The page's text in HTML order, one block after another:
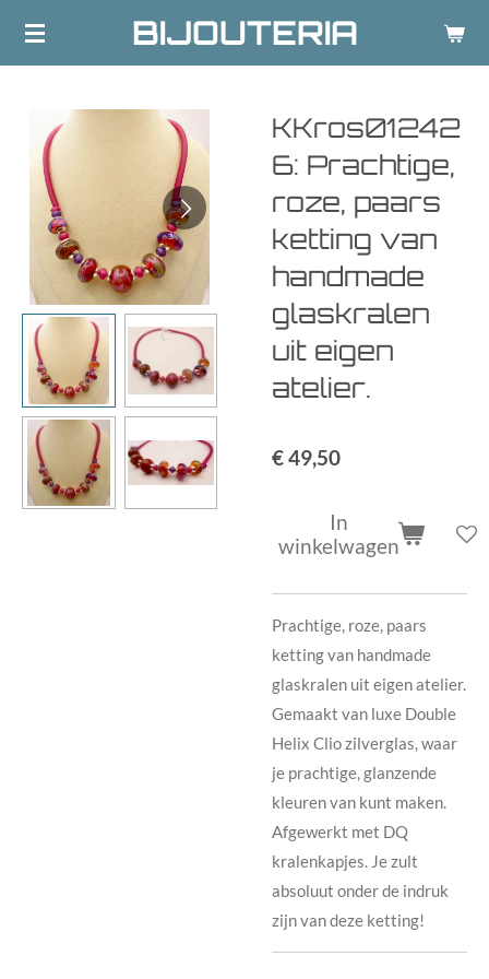
Ga
hoofdinhoud
BIJOUTERIA
KKros01242
6: Prachtige,
roze, paars
ketting van
handmade
glaskralen
uit eigen
atelier.
€ 49,50
In
winkelwagen
Prachtige, roze, paars
ketting van handmade
glaskralen uit eigen atelier.
Gemaakt van luxe Double
Helix Clio zilverglas, waar
je prachtige, glanzende
kleuren van kunt maken.
Afgewerkt met DQ
kralenkapjes. Je zult
absoluut onder de indruk
zijn van deze ketting!